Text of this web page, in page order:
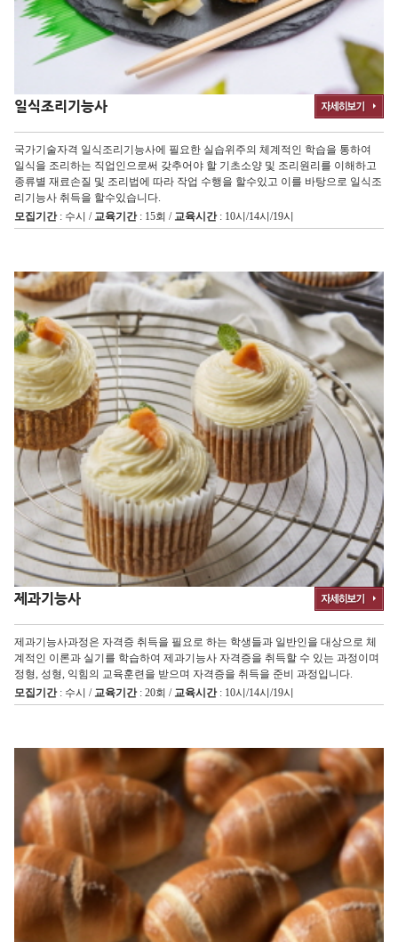
일식조리기능사
국가기술자격 일식조리기능사에 필요한 실습위주의 체계적인 학습을 통하여
일식을 조리하는 직업인으로써 갖추어야 할 기초소양 및 조리원리를 이해하고
종류별 재료손질 및 조리법에 따라 작업 수행을 할수있고 이를 바탕으로 일식조
리기능사 취득을 할수있습니다.
모집기간: 수시 / 교육기간: 15회 / 교육시간: 10시/14시/19시
제과기능사
제과기능사과정은 자격증 취득을 필요로 하는 학생들과 일반인을 대상으로 체
계적인 이론과 실기를 학습하여 제과기능사 자격증을 취득할 수 있는 과정이며
정형, 성형, 익힘의 교육훈련을 받으며 자격증을 취득을 준비 과정입니다.
모집기간: 수시 / 교육기간: 20회 / 교육시간: 10시/14시/19시